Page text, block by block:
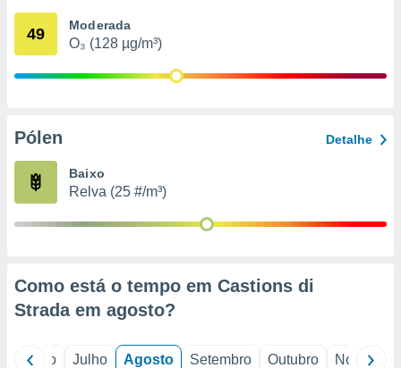
através
estudos
1199
49 Moderada
O₃ (128 µg/m³)
Pólen Detalhe
Baixo
Relva (25 #/m³)
Como está o tempo em Castions di
Strada em agosto?
Junho Julho Agosto Setembro Outubro Novembro